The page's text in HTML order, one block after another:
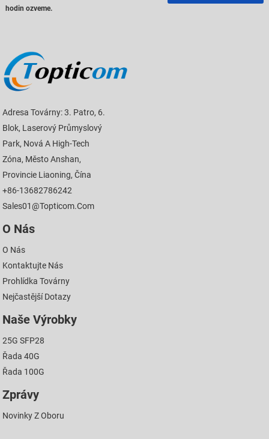
hodin ozveme.
Adresa Továrny: 3. Patro, 6.
Blok, Laserový Průmyslový
Park, Nová A High-Tech
Zóna, Město Anshan,
Provincie Liaoning, Čína
+86-13682786242
Sales01@topticom.com
O Nás
O Nás
Kontaktujte Nás
Prohlídka Továrny
Nejčastější Dotazy
Naše Výrobky
25G SFP28
Řada 40G
Řada 100G
Zprávy
Novinky Z Oboru